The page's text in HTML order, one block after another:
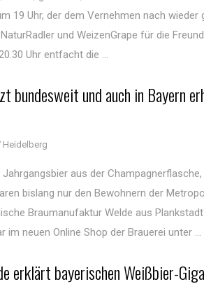
19 Uhr, der dem Vernehmen nach wieder
und WeizenGrape für die
Uhr entfacht die ...
und auch in Bayern
Heidelberg
aus der
bislang nur den Bewohnern der
Braumanufaktur Welde aus
neuen Online Shop der Brauerei unter ...
erklärt bayerischen Weißbier-